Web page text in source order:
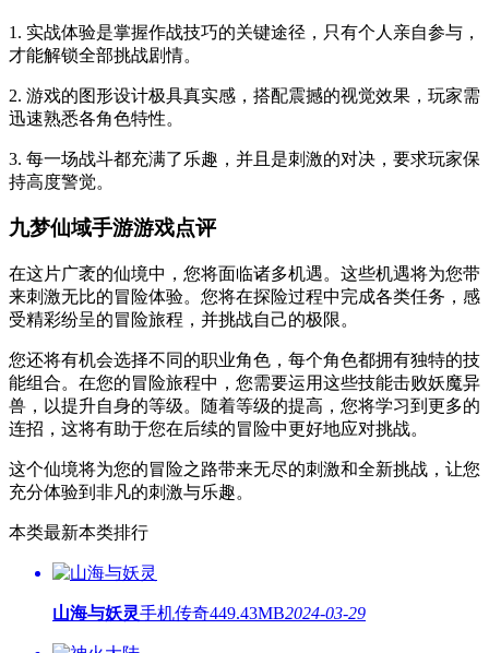
1. 实战体验是掌握作战技巧的关键途径，只有个人亲自参与，
才能解锁全部挑战剧情。
2. 游戏的图形设计极具真实感，搭配震撼的视觉效果，玩家需
迅速熟悉各角色特性。
3. 每一场战斗都充满了乐趣，并且是刺激的对决，要求玩家保
持高度警觉。
九梦仙域手游游戏点评
在这片广袤的仙境中，您将面临诸多机遇。这些机遇将为您带
来刺激无比的冒险体验。您将在探险过程中完成各类任务，感
受精彩纷呈的冒险旅程，并挑战自己的极限。
您还将有机会选择不同的职业角色，每个角色都拥有独特的技
能组合。在您的冒险旅程中，您需要运用这些技能击败妖魔异
兽，以提升自身的等级。随着等级的提高，您将学习到更多的
连招，这将有助于您在后续的冒险中更好地应对挑战。
这个仙境将为您的冒险之路带来无尽的刺激和全新挑战，让您
充分体验到非凡的刺激与乐趣。
本类最新本类排行
山海与妖灵手机传奇449.43MB2024-03-29